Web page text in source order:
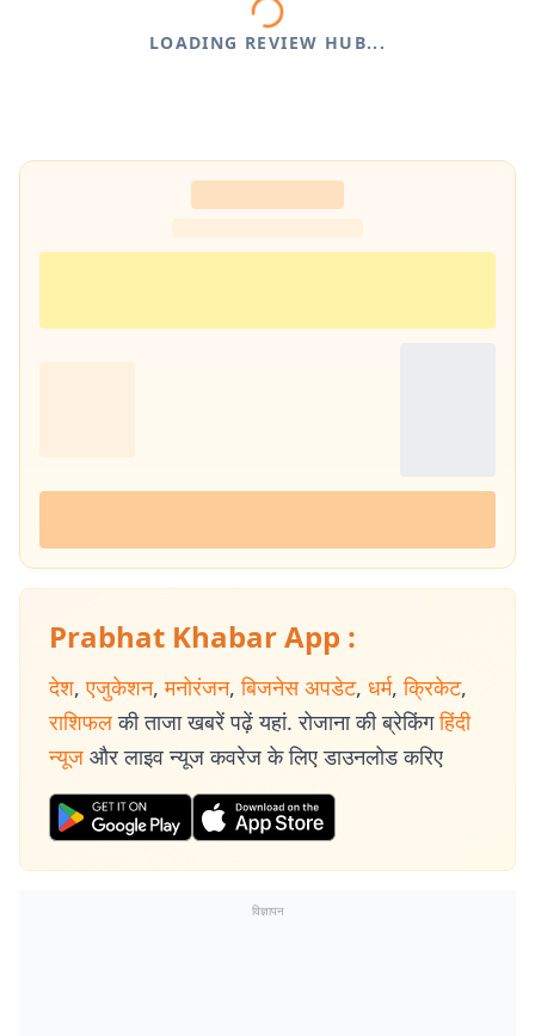
LOADING REVIEW HUB...
Prabhat Khabar App :
देश, एजुकेशन, मनोरंजन, बिजनेस अपडेट, धर्म, क्रिकेट,
राशिफल की ताजा खबरें पढ़ें यहां. रोजाना की ब्रेकिंग हिंदी
न्यूज और लाइव न्यूज कवरेज के लिए डाउनलोड करिए
विज्ञापन